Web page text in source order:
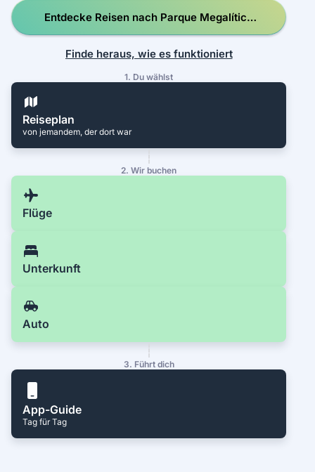
Entdecke Reisen nach Parque Megalítico
Finde heraus, wie es funktioniert
1. Du wählst
Reiseplan
von jemandem, der dort war
2. Wir buchen
Flüge
Unterkunft
Auto
3. Führt dich
App-Guide
Tag für Tag